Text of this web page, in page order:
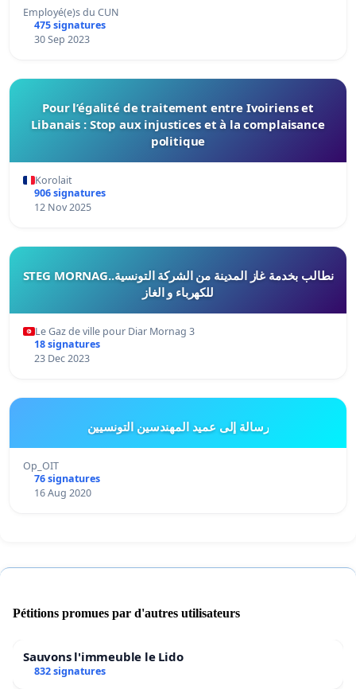
Employé(e)s du CUN
475 signatures
30 Sep 2023
Pour l’égalité de traitement entre Ivoiriens et
Libanais : Stop aux injustices et à la complaisance
politique
Korolait
906 signatures
12 Nov 2025
STEG MORNAG..نطالب بخدمة غاز المدينة من الشركة التونسية
للكهرباء و الغاز
Le Gaz de ville pour Diar Mornag 3
18 signatures
23 Dec 2023
رسالة إلى عميد المهندسين التونسيين
Op_OIT
76 signatures
16 Aug 2020
Pétitions promues par d'autres utilisateurs
Sauvons l'immeuble le Lido
832 signatures